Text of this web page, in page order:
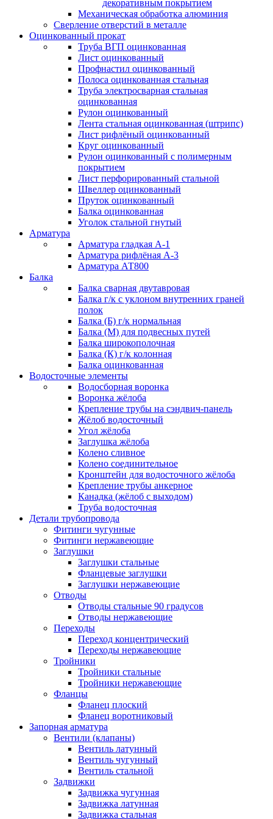
декоративным покрытием
Механическая обработка алюминия
Сверление отверстий в металле
Оцинкованный прокат
Труба ВГП оцинкованная
Лист оцинкованный
Профнастил оцинкованный
Полоса оцинкованная стальная
Труба электросварная стальная
оцинкованная
Рулон оцинкованный
Лента стальная оцинкованная (штрипс)
Лист рифлёный оцинкованный
Круг оцинкованный
Рулон оцинкованный с полимерным
покрытием
Лист перфорированный стальной
Швеллер оцинкованный
Пруток оцинкованный
Балка оцинкованная
Уголок стальной гнутый
Арматура
Арматура гладкая А-1
Арматура рифлёная А-3
Арматура АТ800
Балка
Балка сварная двутавровая
Балка г/к с уклоном внутренних граней
полок
Балка (Б) г/к нормальная
Балка (М) для подвесных путей
Балка широкополочная
Балка (К) г/к колонная
Балка оцинкованная
Водосточные элементы
Водосборная воронка
Воронка жёлоба
Крепление трубы на сэндвич-панель
Жёлоб водосточный
Угол жёлоба
Заглушка жёлоба
Колено сливное
Колено соединительное
Кронштейн для водосточного жёлоба
Крепление трубы анкерное
Канадка (жёлоб с выходом)
Труба водосточная
Детали трубопровода
Фитинги чугунные
Фитинги нержавеющие
Заглушки
Заглушки стальные
Фланцевые заглушки
Заглушки нержавеющие
Отводы
Отводы стальные 90 градусов
Отводы нержавеющие
Переходы
Переход концентрический
Переходы нержавеющие
Тройники
Тройники стальные
Тройники нержавеющие
Фланцы
Фланец плоский
Фланец воротниковый
Запорная арматура
Вентили (клапаны)
Вентиль латунный
Вентиль чугунный
Вентиль стальной
Задвижки
Задвижка чугунная
Задвижка латунная
Задвижка стальная